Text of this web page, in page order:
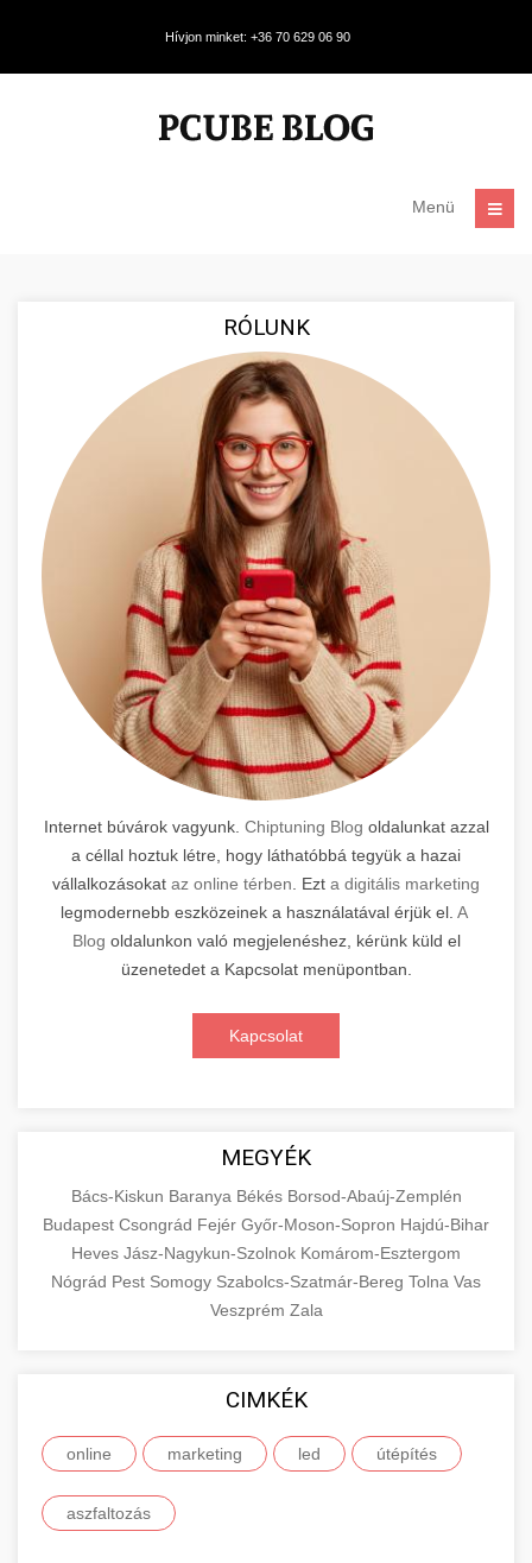
Hívjon minket: +36 70 629 06 90
Menü
RÓLUNK
Internet búvárok vagyunk. Chiptuning Blog oldalunkat azzal
a céllal hoztuk létre, hogy láthatóbbá tegyük a hazai
vállalkozásokat az online térben . Ezt a digitális marketing
legmodernebb eszközeinek a használatával érjük el. A
Blog oldalunkon való megjelenéshez, kérünk küld el
üzenetedet a Kapcsolat menüpontban.
Kapcsolat
MEGYÉK
Bács-Kiskun Baranya Békés Borsod-Abaúj-Zemplén
Budapest Csongrád Fejér Győr-Moson-Sopron Hajdú-Bihar
Heves Jász-Nagykun-Szolnok Komárom-Esztergom
Nógrád Pest Somogy Szabolcs-Szatmár-Bereg Tolna Vas
Veszprém Zala
CIMKÉK
online marketing led útépítés
aszfaltozás